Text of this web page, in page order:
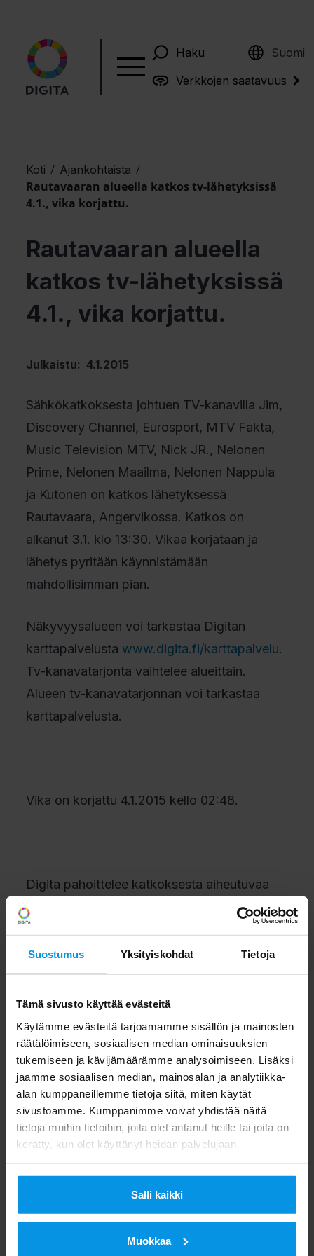
Suostumus Yksityiskohdat Tietoja
Tämä sivusto käyttää evästeitä
Käytämme evästeitä tarjoamamme sisällön ja mainosten
räätälöimiseen, sosiaalisen median ominaisuuksien
tukemiseen ja kävijämäärämme analysoimiseen. Lisäksi
jaamme sosiaalisen median, mainosalan ja analytiikka-
alan kumppaneillemme tietoja siitä, miten käytät
sivustoamme. Kumppanimme voivat yhdistää näitä
tietoja muihin tietoihin, joita olet antanut heille tai joita on
kerätty, kun olet käyttänyt heidän palvelujaan.
Salli kaikki
Muokkaa
Haku Suomi
English
Verkkojen saatavuus
Koti / Ajankohtaista /
Rautavaaran alueella katkos tv-lähetyksissä
4.1., vika korjattu.
Rautavaaran alueella
katkos tv-lähetyksissä
4.1., vika korjattu.
Julkaistu: 4.1.2015
Sähkökatkoksesta johtuen TV-kanavilla Jim,
Discovery Channel, Eurosport, MTV Fakta,
Music Television MTV, Nick JR., Nelonen
Prime, Nelonen Maailma, Nelonen Nappula
ja Kutonen on katkos lähetyksessä
Rautavaara, Angervikossa. Katkos on
alkanut 3.1. klo 13:30. Vikaa korjataan ja
lähetys pyritään käynnistämään
mahdollisimman pian.
Näkyvyysalueen voi tarkastaa Digitan
karttapalvelusta www.digita.fi/karttapalvelu.
Tv-kanavatarjonta vaihtelee alueittain.
Alueen tv-kanavatarjonnan voi tarkastaa
karttapalvelusta.
Vika on korjattu 4.1.2015 kello 02:48.
Digita pahoittelee katkoksesta aiheutuvaa
haittaa.